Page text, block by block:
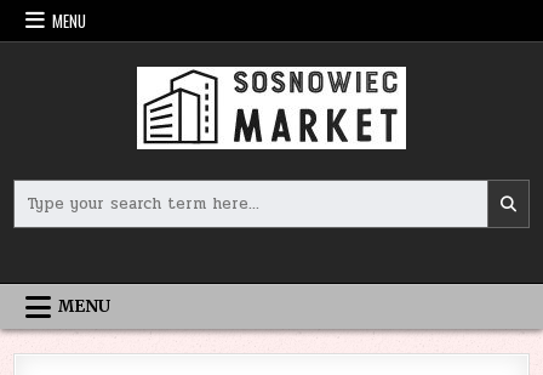
Skip
to
MENU
for:
MENU